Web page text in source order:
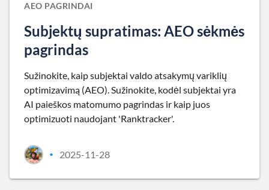
AEO PAGRINDAI
Subjektų supratimas: AEO sėkmės
pagrindas
Sužinokite, kaip subjektai valdo atsakymų variklių
optimizavimą (AEO). Sužinokite, kodėl subjektai yra
AI paieškos matomumo pagrindas ir kaip juos
optimizuoti naudojant 'Ranktracker'.
• 2025-11-28